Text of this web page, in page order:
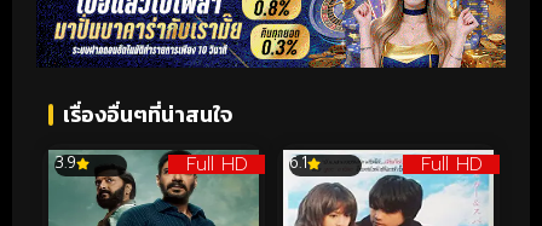
เรื่องอื่นๆที่น่าสนใจ
Full HD
3.9 Full HD
6.1